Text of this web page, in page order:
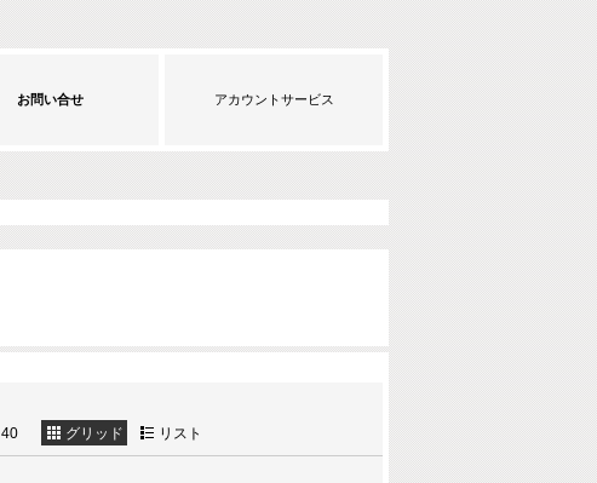
アカウントサービス
お問い合せ
40 グリッド リスト